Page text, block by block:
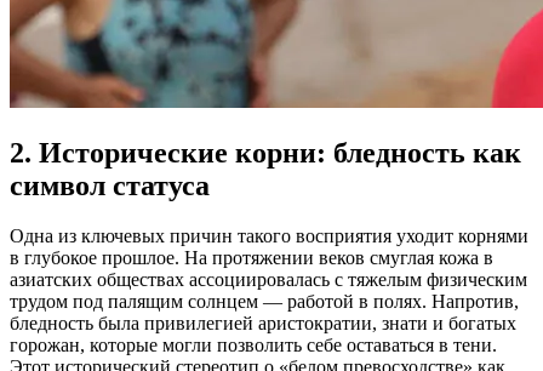
2. Исторические корни: бледность как
символ статуса
Одна из ключевых причин такого восприятия уходит корнями
в глубокое прошлое. На протяжении веков смуглая кожа в
азиатских обществах ассоциировалась с тяжелым физическим
трудом под палящим солнцем — работой в полях. Напротив,
бледность была привилегией аристократии, знати и богатых
горожан, которые могли позволить себе оставаться в тени.